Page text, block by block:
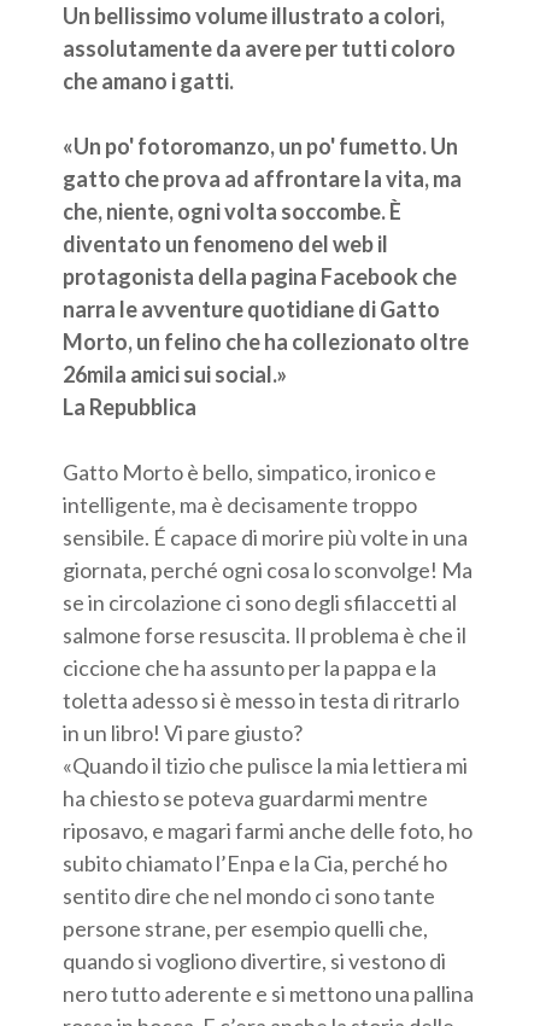
Un bellissimo volume illustrato a colori,
assolutamente da avere per tutti coloro
che amano i gatti.
«Un po' fotoromanzo, un po' fumetto. Un
gatto che prova ad affrontare la vita, ma
che, niente, ogni volta soccombe. È
diventato un fenomeno del web il
protagonista della pagina Facebook che
narra le avventure quotidiane di Gatto
Morto, un felino che ha collezionato oltre
26mila amici sui social.»
La Repubblica
Gatto Morto è bello, simpatico, ironico e
intelligente, ma è decisamente troppo
sensibile. É capace di morire più volte in una
giornata, perché ogni cosa lo sconvolge! Ma
se in circolazione ci sono degli sfilaccetti al
salmone forse resuscita. Il problema è che il
ciccione che ha assunto per la pappa e la
toletta adesso si è messo in testa di ritrarlo
in un libro! Vi pare giusto?
«Quando il tizio che pulisce la mia lettiera mi
ha chiesto se poteva guardarmi mentre
riposavo, e magari farmi anche delle foto, ho
subito chiamato l’Enpa e la Cia, perché ho
sentito dire che nel mondo ci sono tante
persone strane, per esempio quelli che,
quando si vogliono divertire, si vestono di
nero tutto aderente e si mettono una pallina